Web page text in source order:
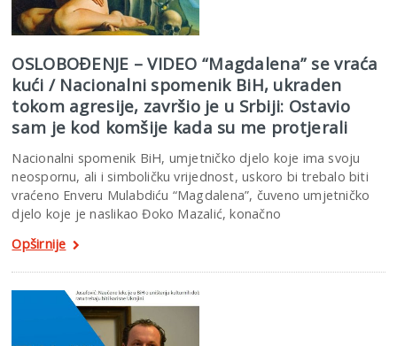
OSLOBOĐENJE – VIDEO “Magdalena” se vraća
kući / Nacionalni spomenik BiH, ukraden
tokom agresije, završio je u Srbiji: Ostavio
sam je kod komšije kada su me protjerali
Nacionalni spomenik BiH, umjetničko djelo koje ima svoju
neospornu, ali i simboličku vrijednost, uskoro bi trebalo biti
vraćeno Enveru Mulabdiću “Magdalena”, čuveno umjetničko
djelo koje je naslikao Đoko Mazalić, konačno
Opširnije